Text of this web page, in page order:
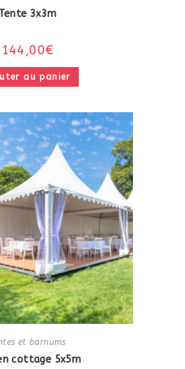
Tente 3x3m
144,00€
au panier
et barnums
cottage 5x5m